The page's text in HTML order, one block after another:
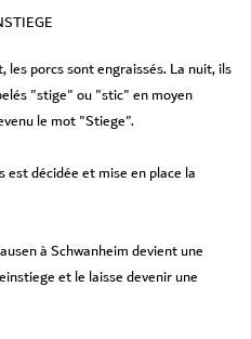
porcs sont engraissés. La nuit, ils
"stige" ou "stic" en moyen
le mot "Stiege".
décidée et mise en place la
à Schwanheim devient une
et le laisse devenir une